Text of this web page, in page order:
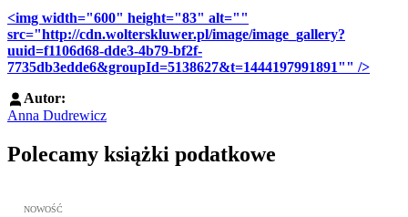
<img width="600" height="83" alt=""
src="http://cdn.wolterskluwer.pl/image/image_gallery?
uuid=f1106d68-dde3-4b79-bf2f-
7735db3edde6&groupId=5138627&t=1444197991891"" />
Autor:
Anna Dudrewicz
Polecamy książki podatkowe
Przejdź do: JPK_VAT krok po kroku ebook, Patrycja Kubiesa -
NOWOŚĆ